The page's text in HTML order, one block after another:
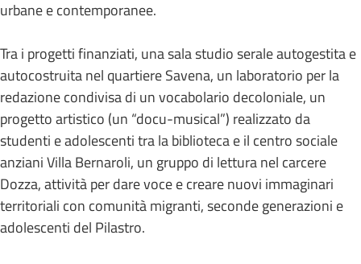
urbane e contemporanee.
Tra i progetti finanziati, una sala studio serale autogestita e
autocostruita nel quartiere Savena, un laboratorio per la
redazione condivisa di un vocabolario decoloniale, un
progetto artistico (un “docu-musical”) realizzato da
studenti e adolescenti tra la biblioteca e il centro sociale
anziani Villa Bernaroli, un gruppo di lettura nel carcere
Dozza, attività per dare voce e creare nuovi immaginari
territoriali con comunità migranti, seconde generazioni e
adolescenti del Pilastro.